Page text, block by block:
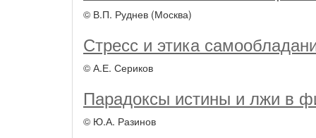
© В.П. Руднев (Москва)
Стресс и этика
© А.Е. Сериков
Парадоксы истины и лжи в
© Ю.А. Разинов